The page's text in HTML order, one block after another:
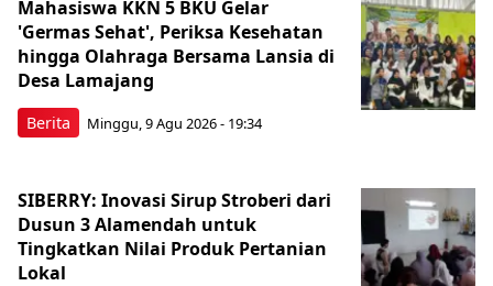
Berita
Mahasiswa KKN 5 BKU Gelar
'Germas Sehat', Periksa Kesehatan
hingga Olahraga Bersama Lansia di
Desa Lamajang
Minggu, 9 Agu 2026 - 19:34
SIBERRY: Inovasi Sirup Stroberi dari
Dusun 3 Alamendah untuk
Tingkatkan Nilai Produk Pertanian
Lokal